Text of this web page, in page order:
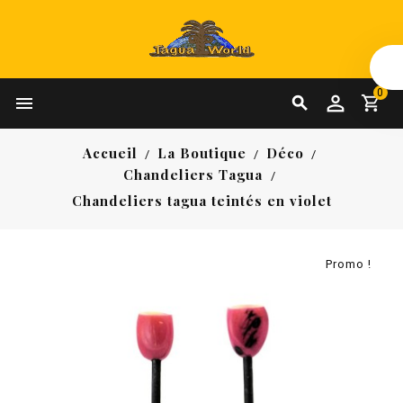

 0
Accueil La Boutique
Déco
Chandeliers Tagua
Chandeliers tagua teintés en violet
Promo !